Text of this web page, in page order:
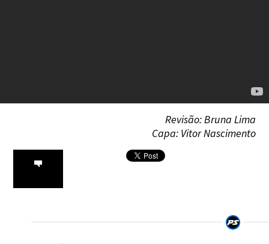
Revisão: Bruna Lima
Capa: Vitor Nascimento